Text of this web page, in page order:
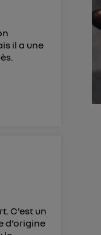
il a une
C'est un
d'origine
d’Utiq("